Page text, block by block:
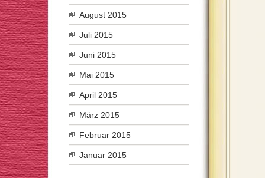
August 2015
Juli 2015
Juni 2015
Mai 2015
April 2015
März 2015
Februar 2015
Januar 2015